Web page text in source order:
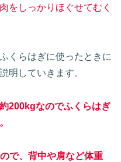
をしっかりほぐせてむく
くらはぎに使ったときに
明していきます。
200kgなのでふくらはぎ
。
で、背中や肩など体重